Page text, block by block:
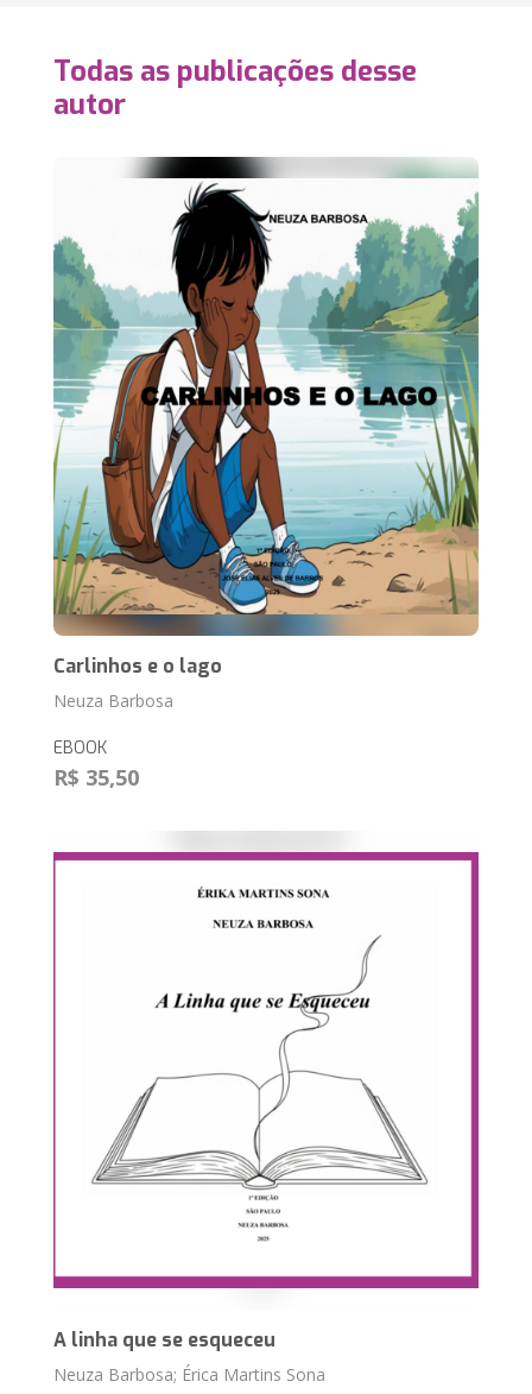
Todas as publicações desse
autor
Carlinhos e o lago
Neuza Barbosa
EBOOK
R$ 35,50
A linha que se esqueceu
Neuza Barbosa; Érica Martins Sona